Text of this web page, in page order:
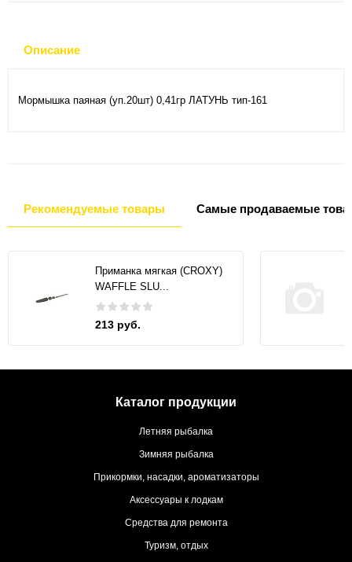
Описание
Мормышка паяная (уп.20шт) 0,41гр ЛАТУНЬ тип-161
Рекомендуемые товары Самые продаваемые
Приманка мягкая (CROXY)
WAFFLE SLU...
213 руб.
Каталог продукции
Летняя рыбалка
Зимняя рыбалка
Прикормки, насадки, ароматизаторы
Аксессуары к лодкам
Средства для ремонта
Туризм, отдых